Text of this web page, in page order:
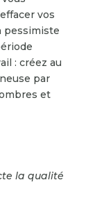
vos
pessimiste
: créez au
par
et
la qualité